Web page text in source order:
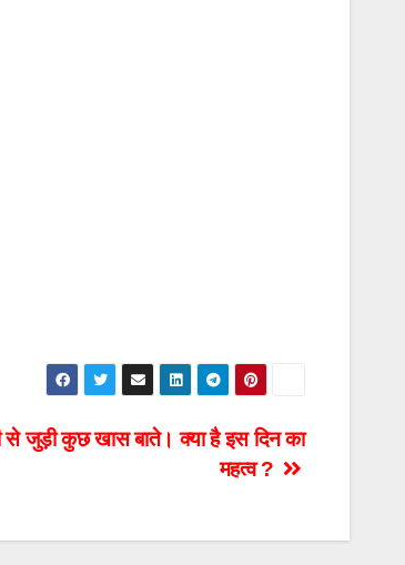
कुछ खास बाते। क्या है इस दिन का
महत्व ?